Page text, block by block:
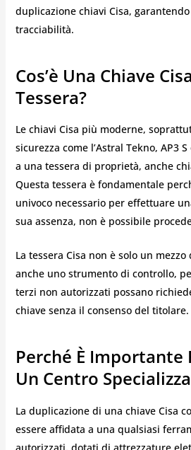
duplicazione chiavi Cisa,
tracciabilità.
Cos’è Una Chiave
Tessera?
Le chiavi Cisa più moderne,
sicurezza come l’Astral Tekno, AP3
a una tessera di proprietà, anche
Questa tessera è fondamentale
univoco necessario per effettuare
sua assenza, non è possibile
La tessera Cisa non è solo un
anche uno strumento di controllo,
terzi non autorizzati possano
chiave senza il consenso del titolare.
Perché È Importante
Un Centro
La duplicazione di una chiave Cisa
essere affidata a una qualsiasi
autorizzati, dotati di attrezzature